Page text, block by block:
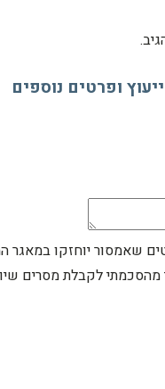
ופרטים נוספים
שאמסור יוחזקו במאגר
מהסכמתי לקבלת מסרים